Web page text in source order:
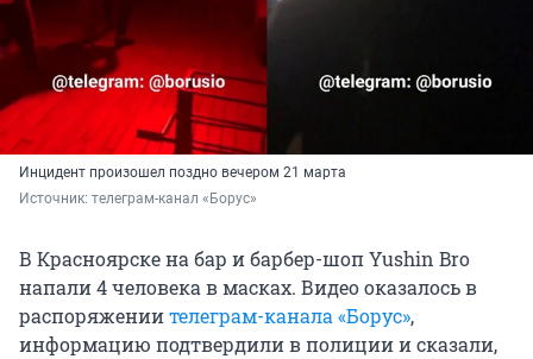
Инцидент произошел поздно вечером 21 марта
Источник: телеграм-канал «Борус»
В Красноярске на бар и барбер-шоп Yushin Bro
напали 4 человека в масках. Видео оказалось в
распоряжениителеграм-канала «Борус»,
информацию подтвердили в полиции и сказали,